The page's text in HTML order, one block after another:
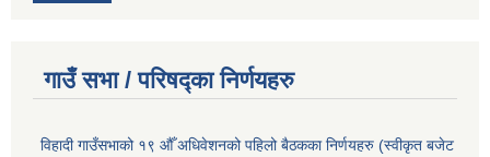
गाउँ सभा / परिषद्का निर्णयहरु
विहादी गाउँसभाको १९ औँ अधिवेशनको पहिलो बैठकका निर्णयहरु (स्वीकृत बजेट